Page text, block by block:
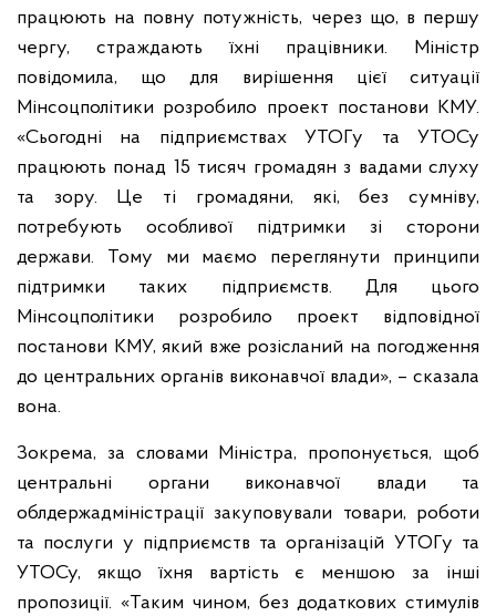
працюють на повну потужність, через що, в першу
чергу, страждають їхні працівники. Міністр
повідомила, що для вирішення цієї ситуації
Мінсоцполітики розробило проект постанови КМУ.
«Сьогодні на підприємствах УТОГу та УТОСу
працюють понад 15 тисяч громадян з вадами слуху
та зору. Це ті громадяни, які, без сумніву,
потребують особливої підтримки зі сторони
держави. Тому ми маємо переглянути принципи
підтримки таких підприємств. Для цього
Мінсоцполітики розробило проект відповідної
постанови КМУ, який вже розісланий на погодження
до центральних органів виконавчої влади», – сказала
вона.
Зокрема, за словами Міністра, пропонується, щоб
центральні органи виконавчої влади та
облдержадміністрації закуповували товари, роботи
та послуги у підприємств та організацій УТОГу та
УТОСу, якщо їхня вартість є меншою за інші
пропозиції. «Таким чином, без додаткових стимулів